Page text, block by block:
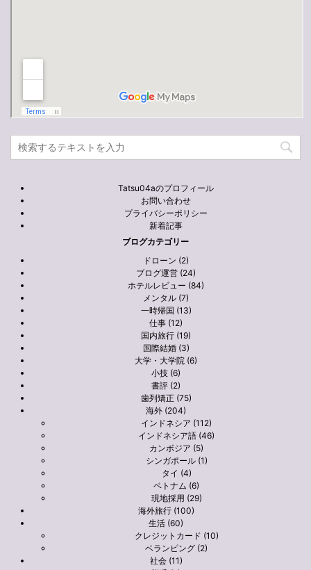
Tatsu04aのプロフィール
お問い合わせ
プライバシーポリシー
新着記事
ブログカテゴリー
ドローン (2)
ブログ運営 (24)
ホテルレビュー (84)
メンタル (7)
一時帰国 (13)
仕事 (12)
国内旅行 (19)
国際結婚 (3)
大学・大学院 (6)
小技 (6)
書評 (2)
歯列矯正 (75)
海外 (204)
インドネシア (112)
インドネシア語 (46)
カンボジア (5)
シンガポール (1)
タイ (4)
ベトナム (6)
現地採用 (29)
海外旅行 (100)
生活 (60)
クレジットカード (10)
ベランピング (2)
社会 (11)